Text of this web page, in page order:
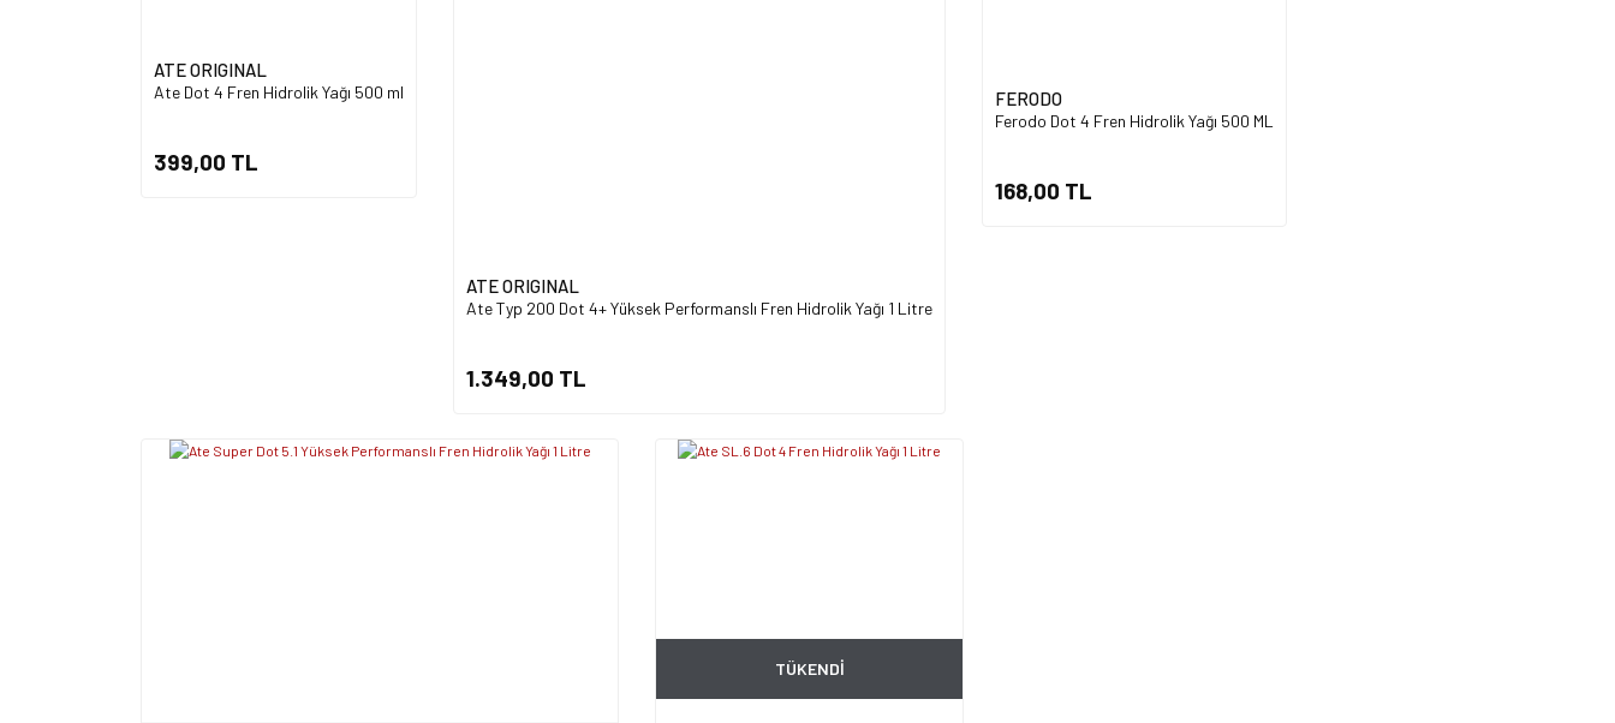
ATE ORIGINAL
Ate Dot 4 Fren Hidrolik Yağı 500 ml
399,00 TL
ATE ORIGINAL
Ate Typ 200 Dot 4+ Yüksek Performanslı Fren Hidrolik Yağı 1 Litre
1.349,00 TL
FERODO
Ferodo Dot 4 Fren Hidrolik Yağı 500 ML
168,00 TL
TÜKENDİ